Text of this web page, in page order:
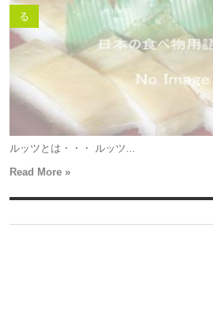
る
ルッツとは・・・ ルッツ...
Read More »